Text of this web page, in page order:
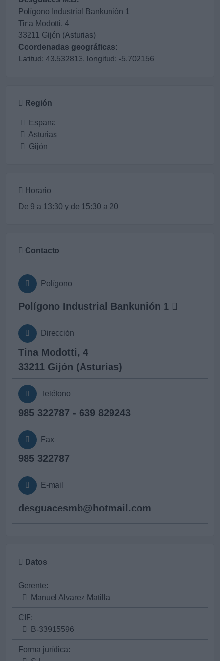
Polígono Industrial Bankunión 1
Tina Modotti, 4
33211 Gijón (Asturias)
Coordenadas geográficas:
Latitud: 43.532813, longitud: -5.702156
Región
España
Asturias
Gijón
Horario
De 9 a 13:30 y de 15:30 a 20
Contacto
Polígono
Polígono Industrial Bankunión 1
Dirección
Tina Modotti, 4
33211 Gijón (Asturias)
Teléfono
985 322787 - 639 829243
Fax
985 322787
E-mail
desguacesmb@ hotmail.com
Datos
Gerente:
Manuel Alvarez Matilla
CIF:
B-33915596
Forma jurídica: